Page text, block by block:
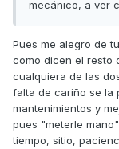
mecánico, a ver
Pues me alegro de
como dicen el resto
cualquiera de las
falta de cariño se la
mantenimientos y
pues "meterle
tiempo, sitio,